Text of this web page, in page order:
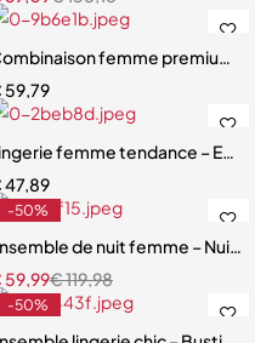
noire avec soutien-
femme premium
59,79
coordonné en dentelle et
femme tendance –
47,89
florale avec soutien-
-50%
de nuit femme –
€119,98
59,99
-50%